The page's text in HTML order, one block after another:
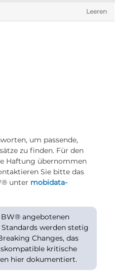
Leeren
um passende,
zu finden. Für den
Haftung übernommen
Sie bitte das
unter mobidata-
angebotenen
werden stetig
Changes, das
kritische
hier dokumentiert.